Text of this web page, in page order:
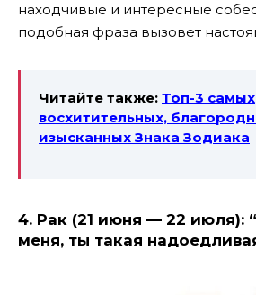
находчивые и интересные
подобная фраза вызовет
Читайте также: Топ-3 самых
восхитительных,
изысканных Знака Зодиака
4. Рак (21 июня — 22 июля):
меня, ты такая